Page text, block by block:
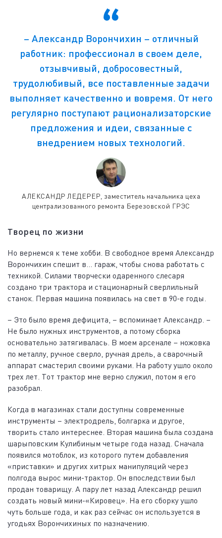
– Александр Ворончихин – отличный
работник: профессионал в своем деле,
отзывчивый, добросовестный,
трудолюбивый, все поставленные задачи
выполняет качественно и вовремя. От него
регулярно поступают рационализаторские
предложения и идеи, связанные с
внедрением новых технологий.
АЛЕКСАНДР ЛЕДЕРЕР, заместитель начальника цеха
централизованного ремонта Березовской ГРЭС
Творец по жизни
Но вернемся к теме хобби. В свободное время Александр
Ворончихин спешит в… гараж, чтобы снова работать с
техникой. Силами творчески одаренного слесаря
создано три трактора и стационарный сверлильный
станок. Первая машина появилась на свет в 90-е годы.
– Это было время дефицита, – вспоминает Александр. –
Не было нужных инструментов, а потому сборка
основательно затягивалась. В моем арсенале – ножовка
по металлу, ручное сверло, ручная дрель, а сварочный
аппарат смастерил своими руками. На работу ушло около
трех лет. Тот трактор мне верно служил, потом я его
разобрал.
Когда в магазинах стали доступны современные
инструменты – электродрель, болгарка и другое,
творить стало интереснее. Вторая машина была создана
шарыповским Кулибиным четыре года назад. Сначала
появился мотоблок, из которого путем добавления
«приставки» и других хитрых манипуляций через
полгода вырос мини-трактор. Он впоследствии был
продан товарищу. А пару лет назад Александр решил
создать новый мини-«Кировец». На его сборку ушло
чуть больше года, и как раз сейчас он используется в
угодьях Ворончихиных по назначению.